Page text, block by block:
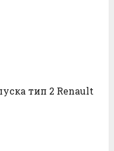
тип 2 Renault